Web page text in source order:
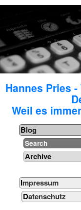
Hannes Pries
Weil es
Blog
Search
Archive
Impressum
Datenschutz